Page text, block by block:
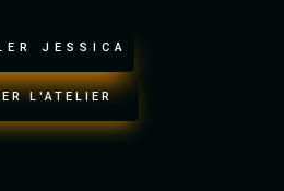
JESSICA
L'ATELIER